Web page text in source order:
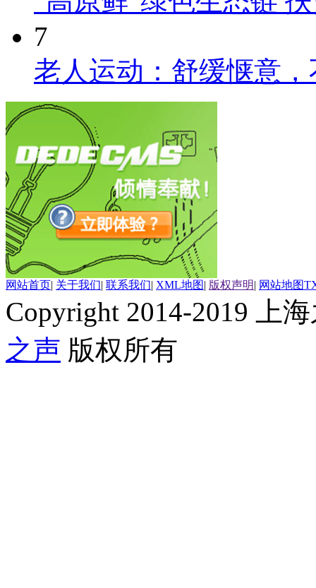
7
老人运动：舒缓惬意
网站首页| 关于我们| 联系我们| XML地图| 版权声明| 网站地图
Copyright 2014-2019 上
之声 版权所有